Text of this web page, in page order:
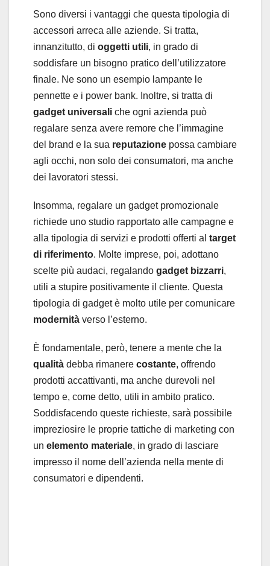
Sono diversi i vantaggi che questa tipologia di
accessori arreca alle aziende. Si tratta,
innanzitutto, di oggetti utili, in grado di
soddisfare un bisogno pratico dell’utilizzatore
finale. Ne sono un esempio lampante le
pennette e i power bank. Inoltre, si tratta di
gadget universali che ogni azienda può
regalare senza avere remore che l’immagine
del brand e la sua reputazione possa cambiare
agli occhi, non solo dei consumatori, ma anche
dei lavoratori stessi.
Insomma, regalare un gadget promozionale
richiede uno studio rapportato alle campagne e
alla tipologia di servizi e prodotti offerti al target
di riferimento. Molte imprese, poi, adottano
scelte più audaci, regalando gadget bizzarri,
utili a stupire positivamente il cliente. Questa
tipologia di gadget è molto utile per comunicare
modernità verso l’esterno.
È fondamentale, però, tenere a mente che la
qualità debba rimanere costante, offrendo
prodotti accattivanti, ma anche durevoli nel
tempo e, come detto, utili in ambito pratico.
Soddisfacendo queste richieste, sarà possibile
impreziosire le proprie tattiche di marketing con
un elemento materiale, in grado di lasciare
impresso il nome dell’azienda nella mente di
consumatori e dipendenti.